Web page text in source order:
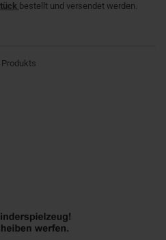
bestellt und versendet werden.